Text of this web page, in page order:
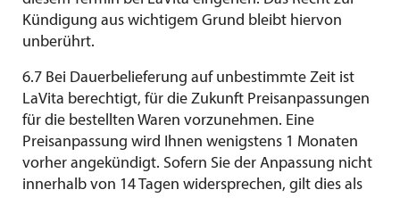
Kündigung aus wichtigem Grund bleibt hiervon
unberührt.
6.7 Bei Dauerbelieferung auf unbestimmte Zeit ist
LaVita berechtigt, für die Zukunft Preisanpassungen
für die bestellten Waren vorzunehmen. Eine
Preisanpassung wird Ihnen wenigstens 1 Monaten
vorher angekündigt. Sofern Sie der Anpassung nicht
innerhalb von 14 Tagen widersprechen, gilt dies als